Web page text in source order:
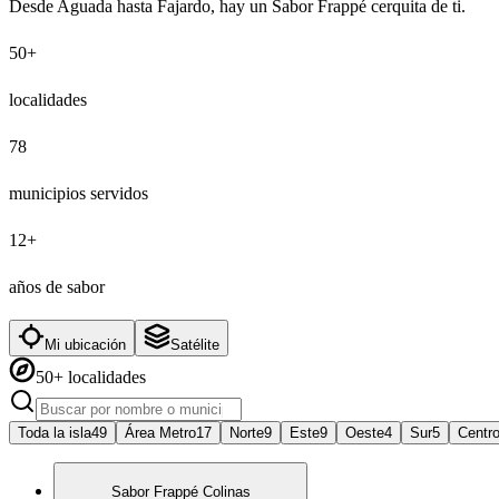
Desde Aguada hasta Fajardo, hay un Sabor Frappé cerquita de ti.
50+
localidades
78
municipios servidos
12+
años de sabor
Mi ubicación Satélite
50+ localidades
Toda la isla49 Área Metro17 Norte9 Este9 Oeste4 Sur5 Centro
Sabor Frappé Colinas